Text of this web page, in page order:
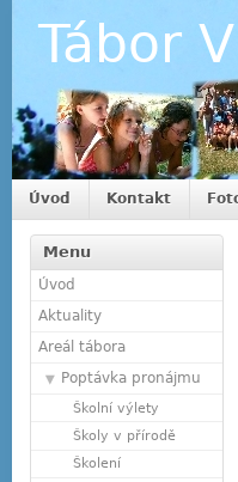
Tábor
Úvod Kontakt
Menu
Úvod
Aktuality
Areál tábora
Poptávka pronájmu
Školní výlety
Školy v přírodě
Školení